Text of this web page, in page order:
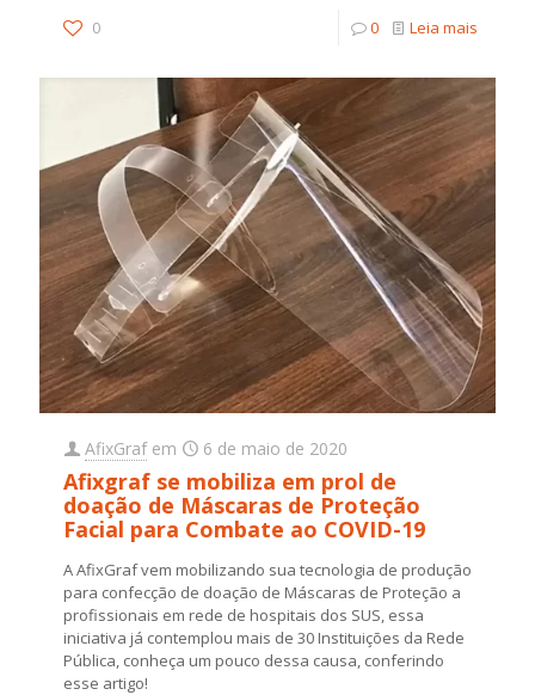
0 0 Leia mais
AfixGraf em 6 de maio de 2020
Afixgraf se mobiliza em prol de
doação de Máscaras de Proteção
Facial para Combate ao COVID-19
A AfixGraf vem mobilizando sua tecnologia de produção
para confecção de doação de Máscaras de Proteção a
profissionais em rede de hospitais dos SUS, essa
iniciativa já contemplou mais de 30 Instituições da Rede
Pública, conheça um pouco dessa causa, conferindo
esse artigo!